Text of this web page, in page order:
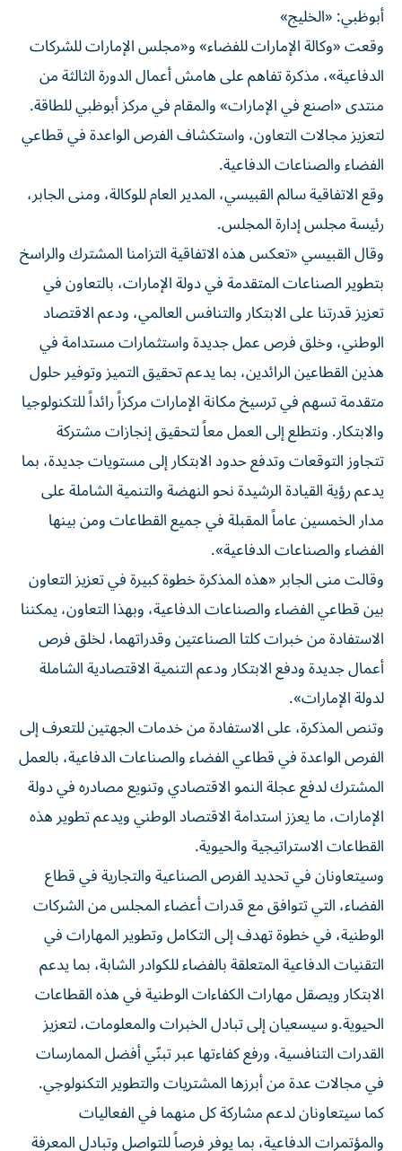
أبوظبي: «الخليج»
وقعت «وكالة الإمارات للفضاء» و«مجلس الإمارات للشركات
الدفاعية»، مذكرة تفاهم على هامش أعمال الدورة الثالثة من
منتدى «اصنع في الإمارات» والمقام في مركز أبوظبي للطاقة.
لتعزيز مجالات التعاون، واستكشاف الفرص الواعدة في قطاعي
الفضاء والصناعات الدفاعية.
وقع الاتفاقية سالم القبيسي، المدير العام للوكالة، ومنى الجابر،
رئيسة مجلس إدارة المجلس.
وقال القبيسي «تعكس هذه الاتفاقية التزامنا المشترك والراسخ
بتطوير الصناعات المتقدمة في دولة الإمارات، بالتعاون في
تعزيز قدرتنا على الابتكار والتنافس العالمي، ودعم الاقتصاد
الوطني، وخلق فرص عمل جديدة واستثمارات مستدامة في
هذين القطاعين الرائدين، بما يدعم تحقيق التميز وتوفير حلول
متقدمة تسهم في ترسيخ مكانة الإمارات مركزاً رائداً للتكنولوجيا
والابتكار. ونتطلع إلى العمل معاً لتحقيق إنجازات مشتركة
تتجاوز التوقعات وتدفع حدود الابتكار إلى مستويات جديدة، بما
يدعم رؤية القيادة الرشيدة نحو النهضة والتنمية الشاملة على
مدار الخمسين عاماً المقبلة في جميع القطاعات ومن بينها
الفضاء والصناعات الدفاعية».
وقالت منى الجابر «هذه المذكرة خطوة كبيرة في تعزيز التعاون
بين قطاعي الفضاء والصناعات الدفاعية، وبهذا التعاون، يمكننا
الاستفادة من خبرات كلتا الصناعتين وقدراتهما، لخلق فرص
أعمال جديدة ودفع الابتكار ودعم التنمية الاقتصادية الشاملة
لدولة الإمارات».
وتنص المذكرة، على الاستفادة من خدمات الجهتين للتعرف إلى
الفرص الواعدة في قطاعي الفضاء والصناعات الدفاعية، بالعمل
المشترك لدفع عجلة النمو الاقتصادي وتنويع مصادره في دولة
الإمارات، ما يعزز استدامة الاقتصاد الوطني ويدعم تطوير هذه
القطاعات الاستراتيجية والحيوية.
وسيتعاونان في تحديد الفرص الصناعية والتجارية في قطاع
الفضاء، التي تتوافق مع قدرات أعضاء المجلس من الشركات
الوطنية، في خطوة تهدف إلى التكامل وتطوير المهارات في
التقنيات الدفاعية المتعلقة بالفضاء للكوادر الشابة، بما يدعم
الابتكار ويصقل مهارات الكفاءات الوطنية في هذه القطاعات
الحيوية.و سيسعيان إلى تبادل الخبرات والمعلومات، لتعزيز
القدرات التنافسية، ورفع كفاءتها عبر تبنّي أفضل الممارسات
في مجالات عدة من أبرزها المشتريات والتطوير التكنولوجي.
كما سيتعاونان لدعم مشاركة كل منهما في الفعاليات
والمؤتمرات الدفاعية، بما يوفر فرصاً للتواصل وتبادل المعرفة